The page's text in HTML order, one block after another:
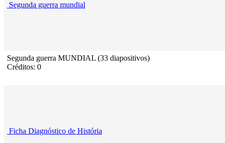
Segunda guerra mundial
Segunda guerra MUNDIAL (33 diapositivos)
Créditos: 0
Ficha Diagnóstico de História